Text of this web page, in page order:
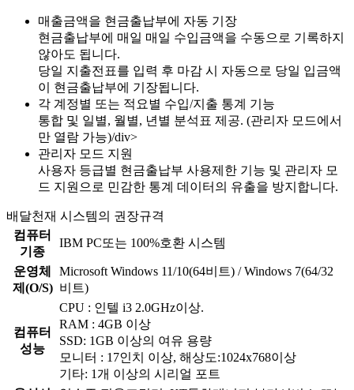
매출금액을 현금출납부에 자동 기장
현금출납부에 매일 매일 수입금액을 수동으로 기록하지
않아도 됩니다.
당일 지출전표를 입력 후 마감 시 자동으로 당일 입금액
이 현금출납부에 기장됩니다.
각 계정별 또는 적요별 수입/지출 통계 기능
통합 및 일별, 월별, 년별 분석표 제공. (관리자 모드에서
만 열람 가능)/div>
관리자 모드 지원
사용자 등급별 현금출납부 사용제한 기능 및 관리자 모
드 지원으로 민감한 통계 데이터의 유출을 방지합니다.
배달천재 시스템의 권장규격
컴퓨터
기종
IBM PC또는 100%호환 시스템
운영체
제(O/S)
Microsoft Windows 11/10(64비트) / Windows 7(64/32
비트)
컴퓨터
성능
CPU : 인텔 i3 2.0GHz이상.
RAM : 4GB 이상
SSD: 1GB 이상의 여유 용량
모니터 : 17인치 이상, 해상도:1024x768이상
기타: 1개 이상의 시리얼 포트